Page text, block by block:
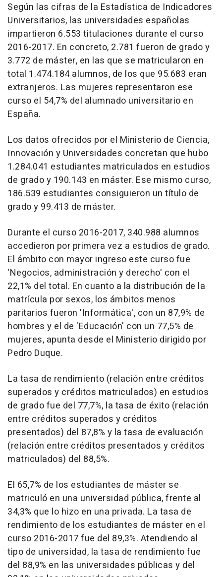
Según las cifras de la Estadística de Indicadores
Universitarios, las universidades españolas
impartieron 6.553 titulaciones durante el curso
2016-2017. En concreto, 2.781 fueron de grado y
3.772 de máster, en las que se matricularon en
total 1.474.184 alumnos, de los que 95.683 eran
extranjeros. Las mujeres representaron ese
curso el 54,7% del alumnado universitario en
España.
Los datos ofrecidos por el Ministerio de Ciencia,
Innovación y Universidades concretan que hubo
1.284.041 estudiantes matriculados en estudios
de grado y 190.143 en máster. Ese mismo curso,
186.539 estudiantes consiguieron un título de
grado y 99.413 de máster.
Durante el curso 2016-2017, 340.988 alumnos
accedieron por primera vez a estudios de grado.
El ámbito con mayor ingreso este curso fue
'Negocios, administración y derecho' con el
22,1% del total. En cuanto a la distribución de la
matrícula por sexos, los ámbitos menos
paritarios fueron 'Informática', con un 87,9% de
hombres y el de 'Educación' con un 77,5% de
mujeres, apunta desde el Ministerio dirigido por
Pedro Duque.
La tasa de rendimiento (relación entre créditos
superados y créditos matriculados) en estudios
de grado fue del 77,7%, la tasa de éxito (relación
entre créditos superados y créditos
presentados) del 87,8% y la tasa de evaluación
(relación entre créditos presentados y créditos
matriculados) del 88,5%.
El 65,7% de los estudiantes de máster se
matriculó en una universidad pública, frente al
34,3% que lo hizo en una privada. La tasa de
rendimiento de los estudiantes de máster en el
curso 2016-2017 fue del 89,3%. Atendiendo al
tipo de universidad, la tasa de rendimiento fue
del 88,9% en las universidades públicas y del